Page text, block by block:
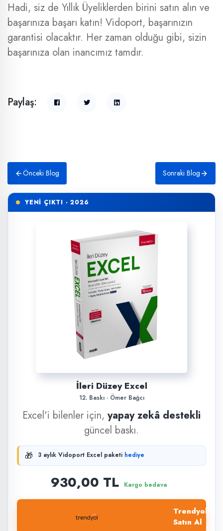
Hadi, siz de Yıllık Üyeliklerden birini satın alın ve
başarınıza başarı katın! Vidoport, başarınızın
garantisi olacaktır. Her zaman olduğu gibi, sizin
başarınıza olan inancımız tamdır.
Paylaş:
Önceki Blog Sonraki Blog
YENİ ÇIKTI · 2026
İleri Düzey Excel
12. Baskı · Ömer Bağcı
Excel'i bilenler için, yapay zekâ destekli
güncel baskı.
🎁 3 aylık Vidoport Excel paketi hediye
930,00 TL Kargo bedava
Trendyol'dan
Satın Al